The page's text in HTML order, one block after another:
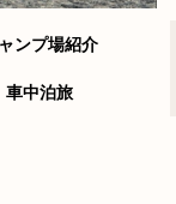
ンプ場紹介
車中泊旅